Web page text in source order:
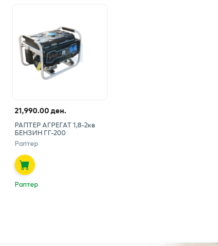
21,990.00 ден.
РАПТЕР АГРЕГАТ 1,8-2кв
БЕНЗИН ГГ-200
Раптер
Раптер